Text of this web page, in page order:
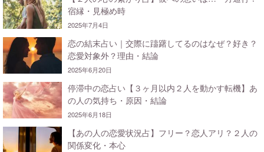
宿縁・見極め時
2025年7月4日
恋の結末占い｜交際に躊躇してるのはなぜ？好き？
恋愛対象外？理由・結論
2025年6月20日
停滞中の恋占い【３ヶ月以内２人を動かす転機】あ
の人の気持ち・原因・結論
2025年6月18日
【あの人の恋愛状況占】フリー？恋人アリ？２人の
関係変化・本心